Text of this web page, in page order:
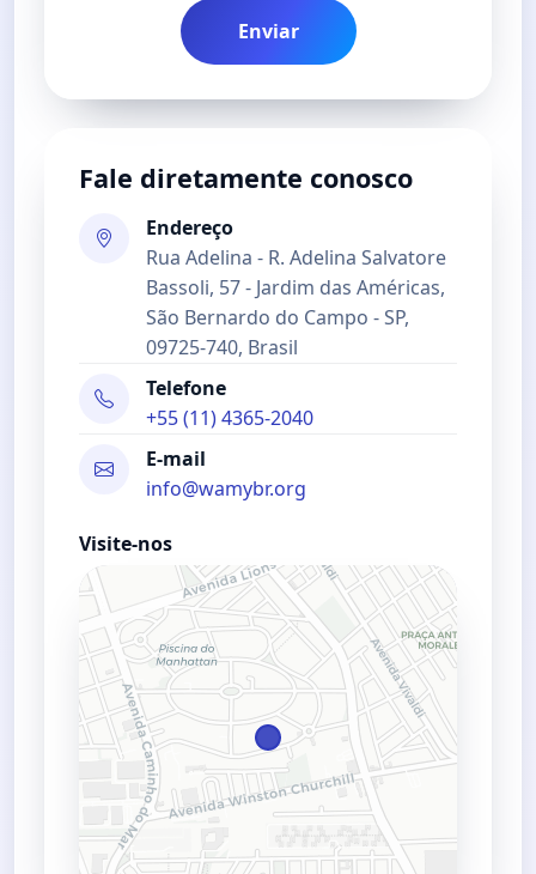
Enviar
Fale diretamente conosco
Endereço
Rua Adelina - R. Adelina Salvatore
Bassoli, 57 - Jardim das Américas,
São Bernardo do Campo - SP,
09725-740, Brasil
Telefone
+55 (11) 4365-2040
E-mail
info@wamybr.org
Visite-nos